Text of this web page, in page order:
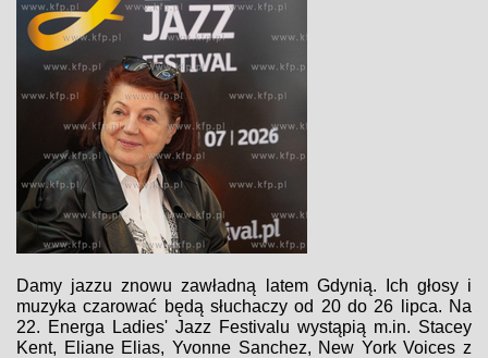
Damy jazzu znowu zawładną latem Gdynią. Ich głosy i
muzyka czarować będą słuchaczy od 20 do 26 lipca. Na
22. Energa Ladies' Jazz Festivalu wystąpią m.in. Stacey
Kent, Eliane Elias, Yvonne Sanchez, New York Voices z